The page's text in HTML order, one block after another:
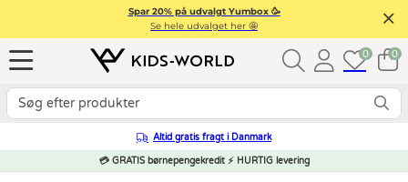
Spar 20% på udvalgt Yumbox 🥳
Se hele udvalget her 🤩
0 0
Altid gratis fragt i Danmark
💳 GRATIS børnepengekredit ⚡ HURTIG levering